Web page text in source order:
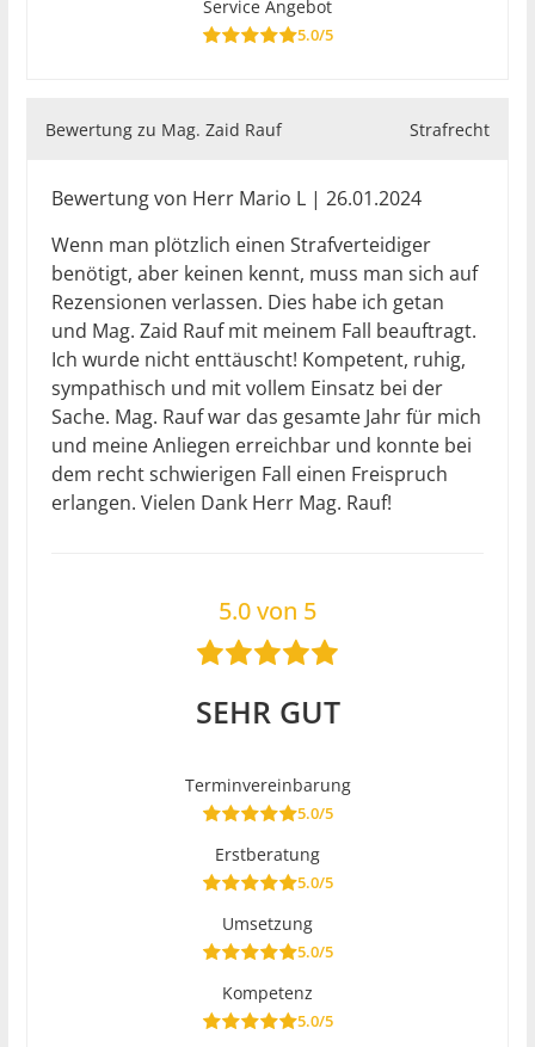
Service Angebot
5.0/5
Bewertung zu Mag. Zaid Rauf Strafrecht
Bewertung von Herr Mario L | 26.01.2024
Wenn man plötzlich einen Strafverteidiger
benötigt, aber keinen kennt, muss man sich auf
Rezensionen verlassen. Dies habe ich getan
und Mag. Zaid Rauf mit meinem Fall beauftragt.
Ich wurde nicht enttäuscht! Kompetent, ruhig,
sympathisch und mit vollem Einsatz bei der
Sache. Mag. Rauf war das gesamte Jahr für mich
und meine Anliegen erreichbar und konnte bei
dem recht schwierigen Fall einen Freispruch
erlangen. Vielen Dank Herr Mag. Rauf!
5.0 von 5
SEHR GUT
Terminvereinbarung
5.0/5
Erstberatung
5.0/5
Umsetzung
5.0/5
Kompetenz
5.0/5